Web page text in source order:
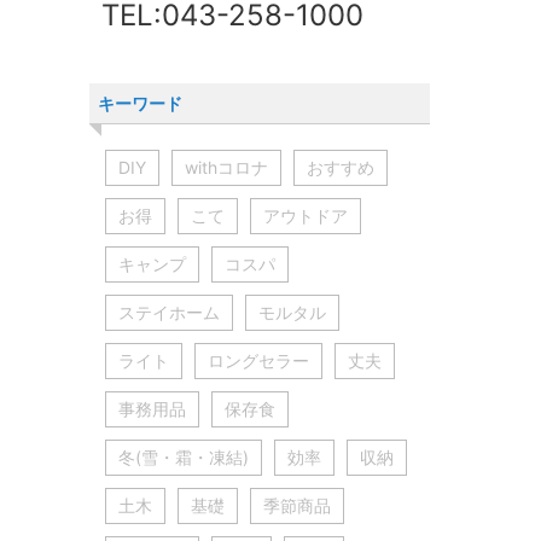
TEL:043-258-1000
キーワード
DIY withコロナ おすすめ
お得 こて アウトドア
キャンプ コスパ
ステイホーム モルタル
ライト ロングセラー 丈夫
事務用品 保存食
冬(雪・霜・凍結) 効率 収納
土木 基礎 季節商品